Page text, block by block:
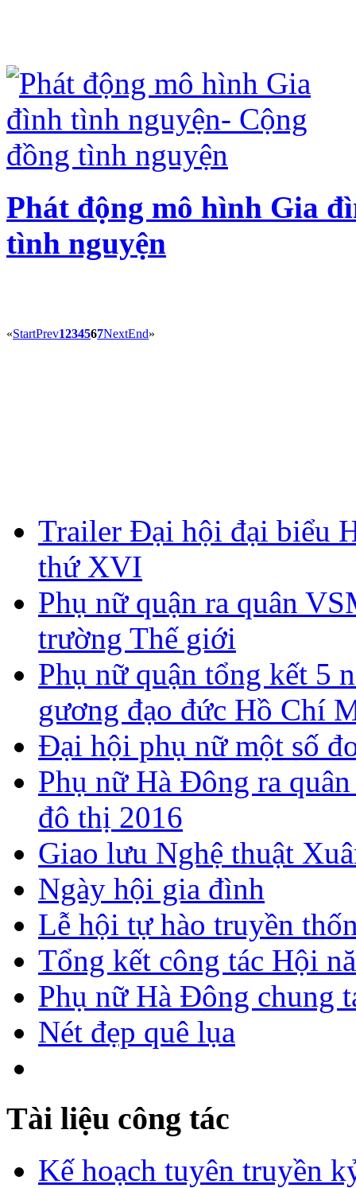
Phát động mô hình Gia
tình nguyện
«StartPrev1234567NextEnd»
Trailer Đại hội đại biểu
thứ XVI
Phụ nữ quận ra quân
trường Thế giới
Phụ nữ quận tổng kết 5
gương đạo đức Hồ Chí
Đại hội phụ nữ một số
Phụ nữ Hà Đông ra
đô thị 2016
Giao lưu Nghệ thuật
Ngày hội gia đình
Lễ hội tự hào truyền
Tổng kết công tác Hội
Phụ nữ Hà Đông chung
Nét đẹp quê lụa
Tài liệu công tác
Kế hoạch tuyên truyền